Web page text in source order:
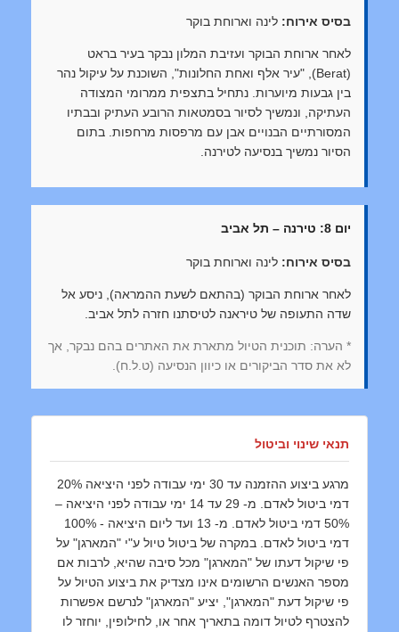
בסיס אירוח: לינה וארוחת בוקר
לאחר ארוחת הבוקר ועזיבת המלון נבקר בעיר בראט
(Berat), "עיר אלף ואחת החלונות", השוכנת על עיקול נהר
בין גבעות מיוערות. נתחיל בתצפית ממרומי המצודה
העתיקה, ונמשיך לסיור בסמטאות הרובע העתיק ובבתיו
המסורתיים הבנויים אבן עם מרפסות מרחפות. בתום
הסיור נמשיך בנסיעה לטירנה.
יום 8: טירנה – תל אביב
בסיס אירוח: לינה וארוחת בוקר
לאחר ארוחת הבוקר (בהתאם לשעת ההמראה), ניסע אל
שדה התעופה של טיראנה לטיסתנו חזרה לתל אביב.
* הערה: תוכנית הטיול מתארת את האתרים בהם נבקר, אך
לא את סדר הביקורים או כיוון הנסיעה (ט.ל.ח).
תנאי שינוי וביטול
מרגע ביצוע ההזמנה עד 30 ימי עבודה לפני היציאה 20%
דמי ביטול לאדם. מ- 29 עד 14 ימי עבודה לפני היציאה –
50% דמי ביטול לאדם. מ- 13 ועד ליום היציאה - 100%
דמי ביטול לאדם. במקרה של ביטול טיול ע"י "המארגן" על
פי שיקול דעתו של "המארגן" מכל סיבה שהיא, לרבות אם
מספר האנשים הרשומים אינו מצדיק את ביצוע הטיול על
פי שיקול דעת "המארגן", יציע "המארגן" לנרשם אפשרות
להצטרף לטיול דומה בתאריך אחר או, לחילופין, יוחזר לו